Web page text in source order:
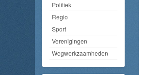
Politiek
Regio
Sport
Verenigingen
Wegwerkzaamheden